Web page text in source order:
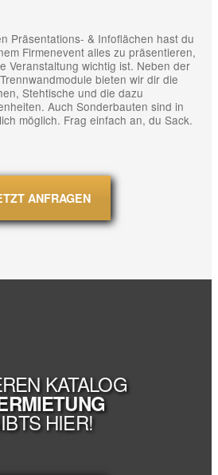
Präsentations- & Infoflächen hast du
Firmenevent alles zu präsentieren,
Veranstaltung wichtig ist. Neben der
bieten wir dir die
Stehtische und die dazu
Auch Sonderbauten sind in
möglich. Frag einfach an, du Sack.
ANFRAGEN
KATALOG
HIER!